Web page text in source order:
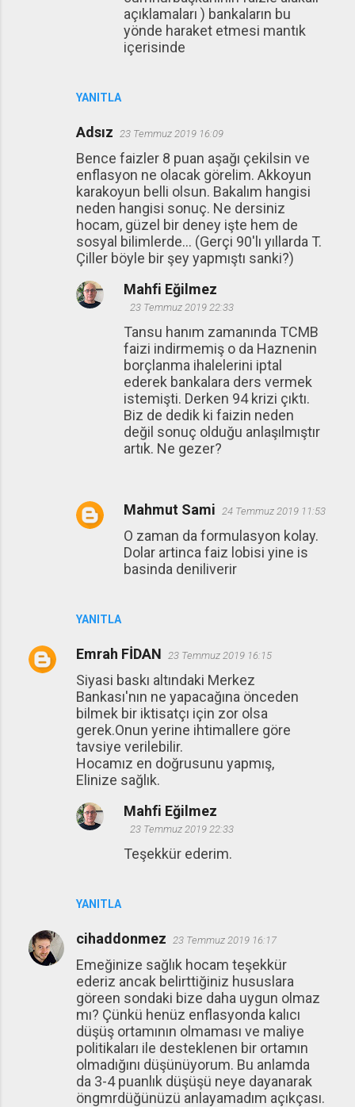
YANITLA
açıklamaları ) bankaların bu
yönde haraket etmesi mantık
içerisinde
Adsız 23 Temmuz 2019 16:09
Bence faizler 8 puan aşağı çekilsin ve
enflasyon ne olacak görelim. Akkoyun
karakoyun belli olsun. Bakalım hangisi
neden hangisi sonuç. Ne dersiniz
hocam, güzel bir deney işte hem de
sosyal bilimlerde... (Gerçi 90'lı yıllarda T.
Çiller böyle bir şey yapmıştı sanki?)
YANITLA
Mahfi Eğilmez
23 Temmuz 2019 22:33
Tansu hanım zamanında TCMB
faizi indirmemiş o da Haznenin
borçlanma ihalelerini iptal
ederek bankalara ders vermek
istemişti. Derken 94 krizi çıktı.
Biz de dedik ki faizin neden
değil sonuç olduğu anlaşılmıştır
artık. Ne gezer?
Mahmut Sami 24 Temmuz 2019 11:53
O zaman da formulasyon kolay.
Dolar artinca faiz lobisi yine is
basinda deniliverir
Emrah FİDAN 23 Temmuz 2019 16:15
Siyasi baskı altındaki Merkez
Bankası'nın ne yapacağına önceden
bilmek bir iktisatçı için zor olsa
gerek.Onun yerine ihtimallere göre
tavsiye verilebilir.
Hocamız en doğrusunu yapmış,
Elinize sağlık.
YANITLA
Mahfi Eğilmez
23 Temmuz 2019 22:33
Teşekkür ederim.
cihaddonmez 23 Temmuz 2019 16:17
Emeğinize sağlık hocam teşekkür
ederiz ancak belirttiğiniz hususlara
göreen sondaki bize daha uygun olmaz
mı? Çünkü henüz enflasyonda kalıcı
düşüş ortamının olmaması ve maliye
politikaları ile desteklenen bir ortamın
olmadığını düşünüyorum. Bu anlamda
da 3-4 puanlık düşüşü neye dayanarak
öngmrdüğünüzü anlayamadım açıkçası.